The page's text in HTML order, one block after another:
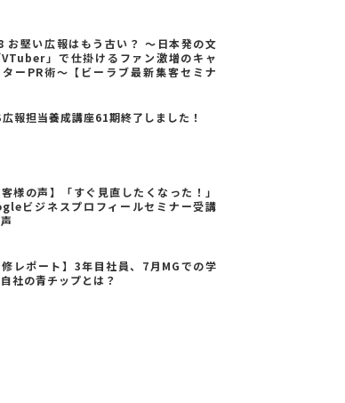
お堅い広報はもう古い？ ～日本発の文
」で仕掛けるファン激増のキャ
ターPR術～【ビーラブ最新集客セミナ
報担当養成講座61期終了しました！
客様の声】「すぐ見直したくなった！」
ビジネスプロフィールセミナー受講
修レポート】3年目社員、7月MGでの学
社の青チップとは？